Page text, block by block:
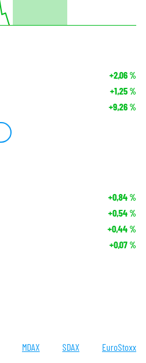
+2,06%
+1,25%
+9,26%
+0,84%
+0,54%
+0,44%
+0,07%
MDAX SDAX EuroStoxx